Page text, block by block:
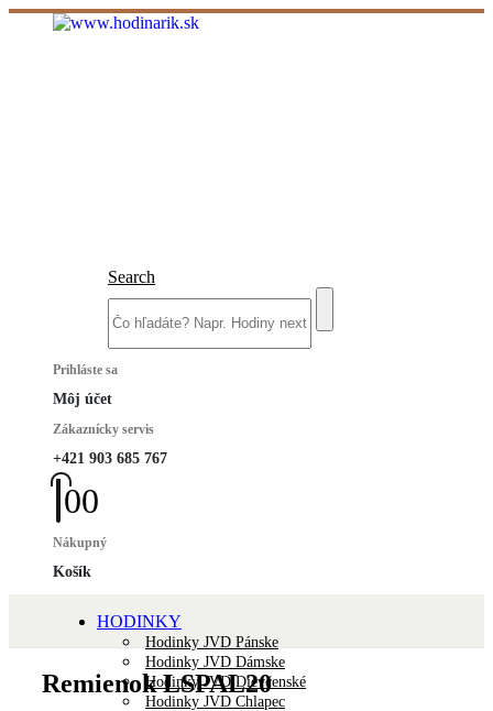
Search
Prihláste sa
Môj účet
Zákaznícky servis
+421 903 685 767
00
Nákupný
Košík
HODINKY
Hodinky JVD Pánske
Hodinky JVD Dámske
Hodinky JVD Dievčenské
Hodinky JVD Chlapec
Remienok LSPAL20